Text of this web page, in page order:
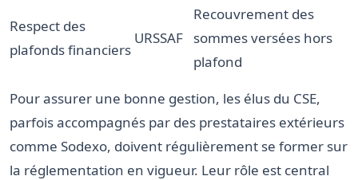
Respect des
plafonds financiers
URSSAF
Recouvrement des
sommes versées hors
plafond
Pour assurer une bonne gestion, les élus du CSE,
parfois accompagnés par des prestataires extérieurs
comme Sodexo, doivent régulièrement se former sur
la réglementation en vigueur. Leur rôle est central